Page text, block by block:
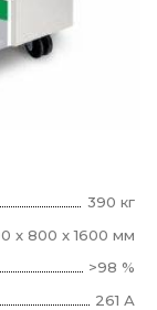
390 кг
x 800 x 1600 мм
>98 %
261 А